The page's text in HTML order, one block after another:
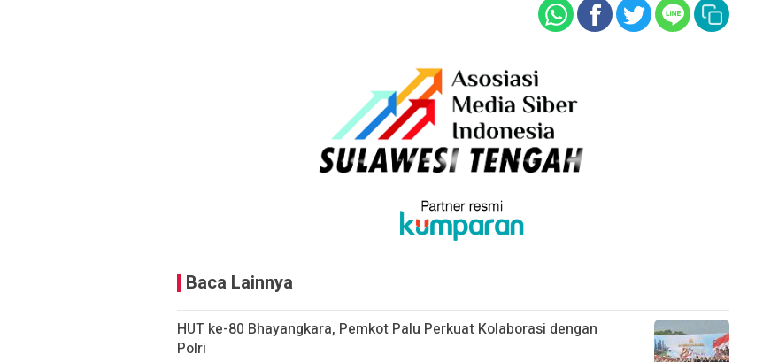
Baca Lainnya
HUT ke-80 Bhayangkara, Pemkot Palu Perkuat Kolaborasi dengan
Polri